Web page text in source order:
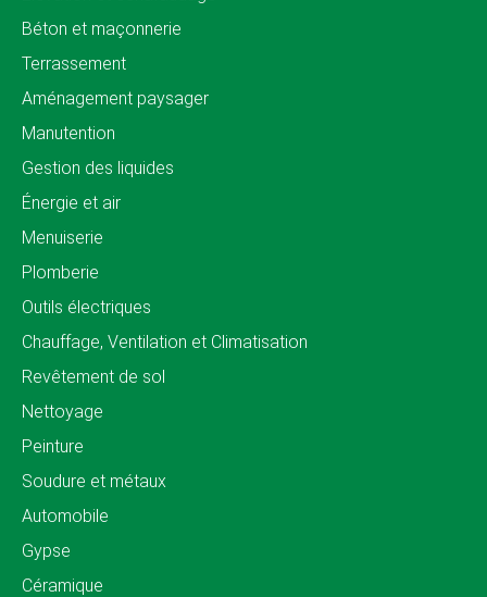
Béton et maçonnerie
Terrassement
Aménagement paysager
Manutention
Gestion des liquides
Énergie et air
Menuiserie
Plomberie
Outils électriques
Chauffage, Ventilation et Climatisation
Revêtement de sol
Nettoyage
Peinture
Soudure et métaux
Automobile
Gypse
Céramique